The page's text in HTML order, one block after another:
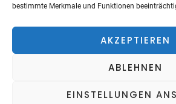
bestimmte Merkmale und Funktionen
AKZEPTIEREN
ABLEHNEN
EINSTELLUNGEN
Menü